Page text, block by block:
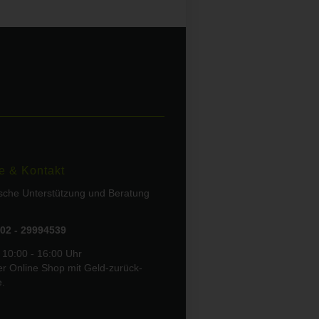
& Kontakt
Unterstützung und Beratung
- 29994539
- 16:00 Uhr
Online Shop mit Geld-zurück-